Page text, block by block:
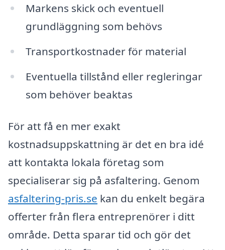
Markens skick och eventuell
grundläggning som behövs
Transportkostnader för material
Eventuella tillstånd eller regleringar
som behöver beaktas
För att få en mer exakt
kostnadsuppskattning är det en bra idé
att kontakta lokala företag som
specialiserar sig på asfaltering. Genom
asfaltering-pris.se kan du enkelt begära
offerter från flera entreprenörer i ditt
område. Detta sparar tid och gör det